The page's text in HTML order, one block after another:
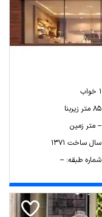
1 خواب
85 متر زیربنا
-- متر زمین
سال ساخت 1371
شماره طبقه: --